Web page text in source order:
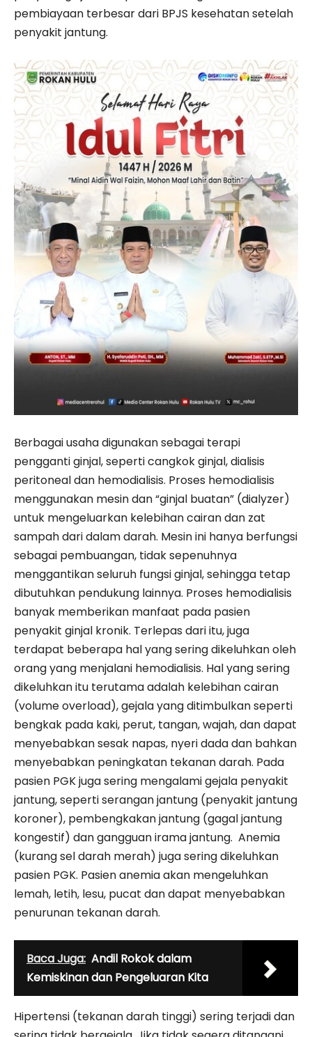
pembiayaan terbesar dari BPJS kesehatan setelah
penyakit jantung.
Berbagai usaha digunakan sebagai terapi
pengganti ginjal, seperti cangkok ginjal, dialisis
peritoneal dan hemodialisis. Proses hemodialisis
menggunakan mesin dan “ginjal buatan” (dialyzer)
untuk mengeluarkan kelebihan cairan dan zat
sampah dari dalam darah. Mesin ini hanya berfungsi
sebagai pembuangan, tidak sepenuhnya
menggantikan seluruh fungsi ginjal, sehingga tetap
dibutuhkan pendukung lainnya. Proses hemodialisis
banyak memberikan manfaat pada pasien
penyakit ginjal kronik. Terlepas dari itu, juga
terdapat beberapa hal yang sering dikeluhkan oleh
orang yang menjalani hemodialisis. Hal yang sering
dikeluhkan itu terutama adalah kelebihan cairan
(volume overload), gejala yang ditimbulkan seperti
bengkak pada kaki, perut, tangan, wajah, dan dapat
menyebabkan sesak napas, nyeri dada dan bahkan
menyebabkan peningkatan tekanan darah. Pada
pasien PGK juga sering mengalami gejala penyakit
jantung, seperti serangan jantung (penyakit jantung
koroner), pembengkakan jantung (gagal jantung
kongestif) dan gangguan irama jantung. Anemia
(kurang sel darah merah) juga sering dikeluhkan
pasien PGK. Pasien anemia akan mengeluhkan
lemah, letih, lesu, pucat dan dapat menyebabkan
penurunan tekanan darah.
Baca Juga: Andil Rokok dalam
Kemiskinan dan Pengeluaran Kita
Hipertensi (tekanan darah tinggi) sering terjadi dan